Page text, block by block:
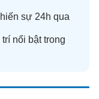
sự 24h qua
trí nổi bật trong